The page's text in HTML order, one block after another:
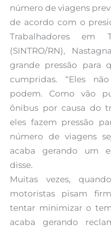
número de viagens
de acordo com o
Trabalhadores em
(SINTRO/RN),
grande pressão para
cumpridas. “Eles
podem. Como vão
ônibus por causa do
eles fazem pressão
número de viagens
acaba gerando um
disse.
Muitas vezes,
motoristas pisam
tentar minimizar o
acaba gerando